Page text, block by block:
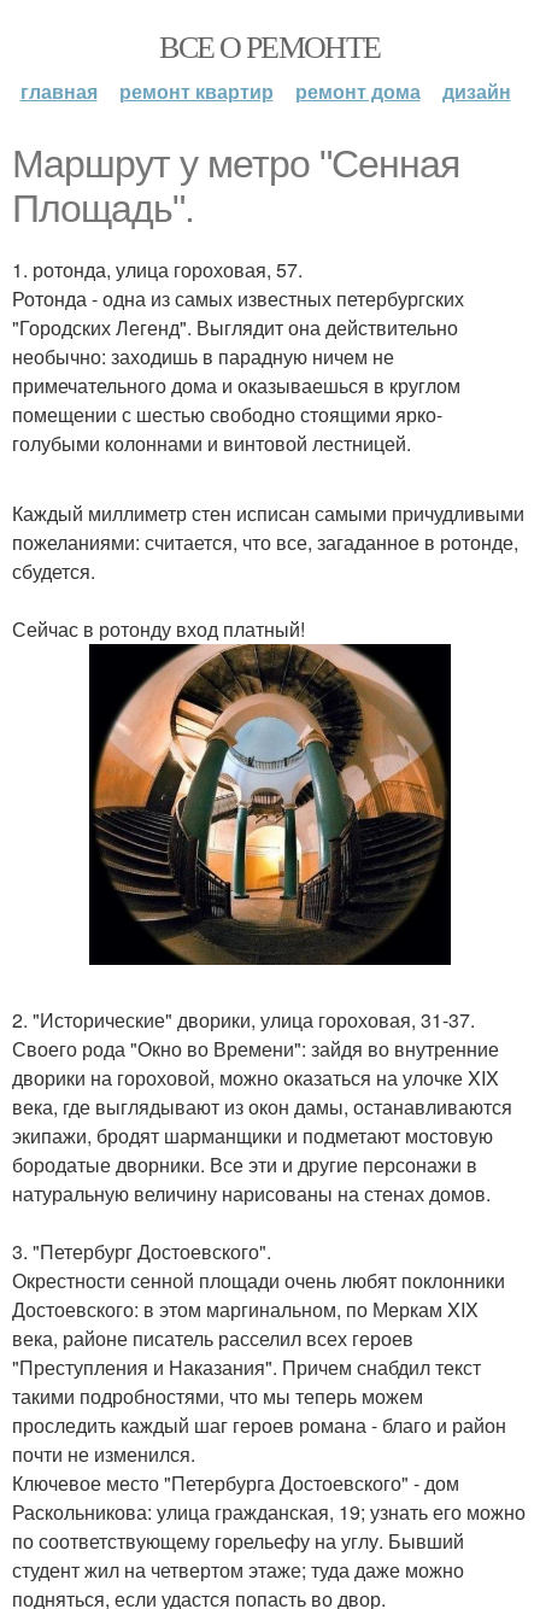
ВСЕ О РЕМОНТЕ
главная ремонт квартир ремонт дома дизайн
Маршрут у метро "Сенная
Площадь".
1. ротонда, улица гороховая, 57.
Ротонда - одна из самых известных петербургских
"Городских Легенд". Выглядит она действительно
необычно: заходишь в парадную ничем не
примечательного дома и оказываешься в круглом
помещении с шестью свободно стоящими ярко-
голубыми колоннами и винтовой лестницей.
Каждый миллиметр стен исписан самыми причудливыми
пожеланиями: считается, что все, загаданное в ротонде,
сбудется.
Сейчас в ротонду вход платный!
2. "Исторические" дворики, улица гороховая, 31-37.
Своего рода "Окно во Времени": зайдя во внутренние
дворики на гороховой, можно оказаться на улочке XIX
века, где выглядывают из окон дамы, останавливаются
экипажи, бродят шарманщики и подметают мостовую
бородатые дворники. Все эти и другие персонажи в
натуральную величину нарисованы на стенах домов.
3. "Петербург Достоевского".
Окрестности сенной площади очень любят поклонники
Достоевского: в этом маргинальном, по Меркам XIX
века, районе писатель расселил всех героев
"Преступления и Наказания". Причем снабдил текст
такими подробностями, что мы теперь можем
проследить каждый шаг героев романа - благо и район
почти не изменился.
Ключевое место "Петербурга Достоевского" - дом
Раскольникова: улица гражданская, 19; узнать его можно
по соответствующему горельефу на углу. Бывший
студент жил на четвертом этаже; туда даже можно
подняться, если удастся попасть во двор.